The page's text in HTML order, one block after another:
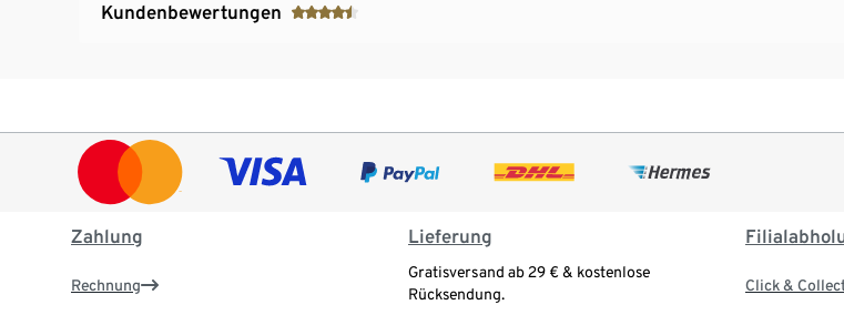
Kundenbewertungen
Zahlung
Rechnung
Lieferung
Gratisversand ab 29 € & kostenlose
Rücksendung.
Click &